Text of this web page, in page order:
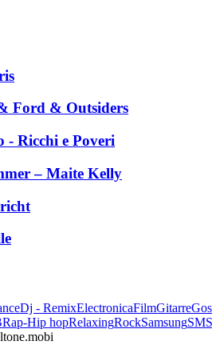
Ford & Outsiders
- Ricchi e Poveri
– Maite Kelly
Dj - RemixElectronicaFilmGitarre
Rap-Hip hopRelaxingRockSamsungSMS